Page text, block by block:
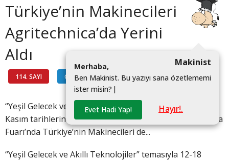
Türkiye’nin Makinecileri
Agritechnica’da Yerini
Aldı
114. SAYI GÜNDEM #
Makinist
Merhaba,
Ben Makinist. Bu yazıyı sana özetlememi
ister misin? |
Evet Hadi Yap! Hayır!.
“Yeşil Gelecek ve Akıllı Teknolojiler” temasıyla 12-18
Kasım tarihlerinde Hannover’de düzenlenen Agritechnica
Fuarı’nda Türkiye’nin Makinecileri de...
“Yeşil Gelecek ve Akıllı Teknolojiler” temasıyla 12-18